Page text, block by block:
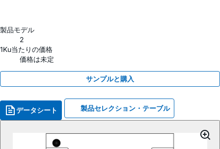
製品モデル
2
1Ku当たりの価格
価格は未定
サンプルと購入
データシート 製品セレクション・テーブル